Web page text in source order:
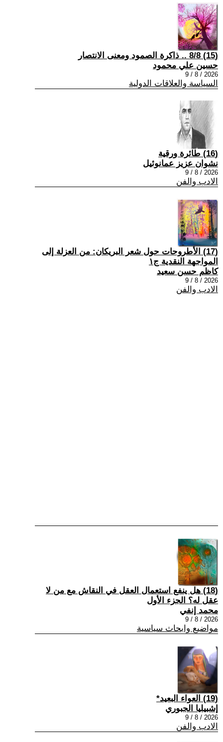
(15) 8/8 .. ذاكرة الصمود ومعنى الانتصار
حسين علي محمود
2026 / 8 / 9
السياسة والعلاقات الدولية
(16) طائرة ورقية
نشوان عزيز عمانوئيل
2026 / 8 / 9
الادب والفن
(17) الأطروحات حول شعر البريكان: من العزلة إلى
المواجهة النقدية ج١
كاظم حسن سعيد
2026 / 8 / 9
الادب والفن
(18) هل ينفع استعمال العقل في النقاش مع من لا
عقل له؟ الجزء الأول
محمد إنفي
2026 / 8 / 9
مواضيع وابحاث سياسية
(19) العواء البعيد*
إشبيليا الجبوري
2026 / 8 / 9
الادب والفن